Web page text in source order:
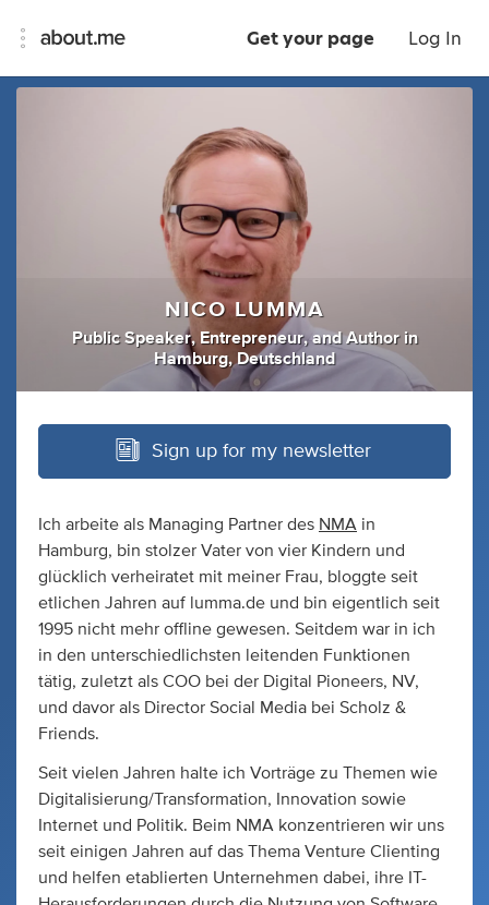
Get your page Log In
NICO LUMMA
Public Speaker, Entrepreneur, andAuthor in
Hamburg, Deutschland
Sign up for my newsletter
Ich arbeite als Managing Partner des NMA in
Hamburg, bin stolzer Vater von vier Kindern und
glücklich verheiratet mit meiner Frau, bloggte seit
etlichen Jahren auf lumma.de und bin eigentlich seit
1995 nicht mehr offline gewesen. Seitdem war in ich
in den unterschiedlichsten leitenden Funktionen
tätig, zuletzt als COO bei der Digital Pioneers, NV,
und davor als Director Social Media bei Scholz &
Friends.
Seit vielen Jahren halte ich Vorträge zu Themen wie
Digitalisierung/Transformation, Innovation sowie
Internet und Politik. Beim NMA konzentrieren wir uns
seit einigen Jahren auf das Thema Venture Clienting
und helfen etablierten Unternehmen dabei, ihre IT-